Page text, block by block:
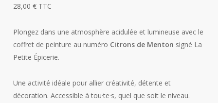
28,00 € TTC
Plongez dans une atmosphère acidulée et lumineuse avec le
coffret de peinture au numéro Citrons de Menton signé La
Petite Épicerie.
Une activité idéale pour allier créativité, détente et
décoration. Accessible à tou·te·s, quel que soit le niveau.